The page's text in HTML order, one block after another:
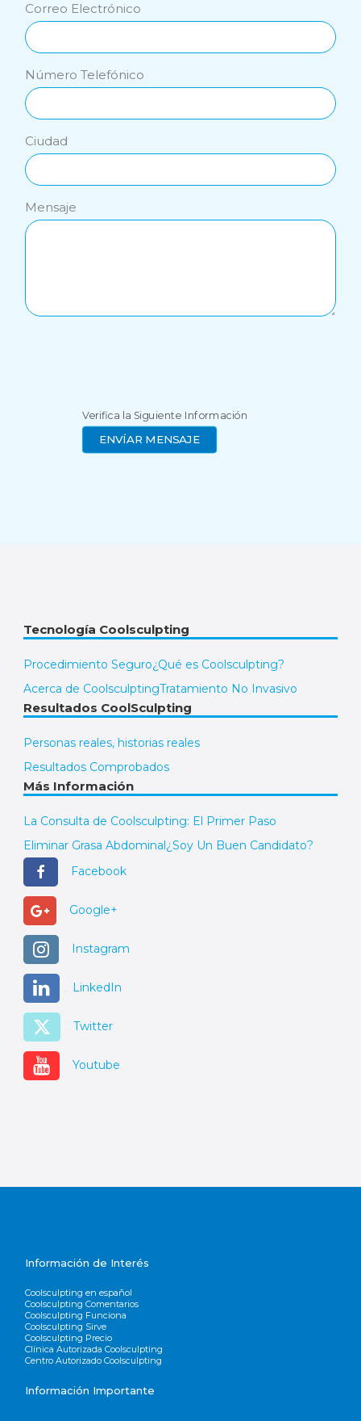
Correo Electrónico
Número Telefónico
Ciudad
Mensaje
Verifica la Siguiente Información
Tecnología Coolsculpting
Procedimiento Seguro¿Qué es Coolsculpting?
Acerca de CoolsculptingTratamiento No Invasivo
Resultados CoolSculpting
Personas reales, historias reales
Resultados Comprobados
Más Información
La Consulta de Coolsculpting: El Primer Paso
Eliminar Grasa Abdominal¿Soy Un Buen Candidato?
Facebook
Google+
Instagram
LinkedIn
Twitter
Youtube
Información de Interés
Coolsculpting en español
Coolsculpting Comentarios
Coolsculpting Funciona
Coolsculpting Sirve
Coolsculpting Precio
Clínica Autorizada Coolsculpting
Centro Autorizado Coolsculpting
Información Importante